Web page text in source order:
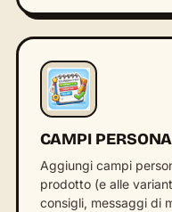
CAMPI
Aggiungi campi
prodotto (e alle
consigli, messaggi di